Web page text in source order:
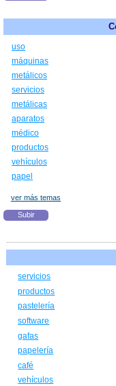
uso
máquinas
metálicos
servicios
metálicas
aparatos
médico
productos
vehículos
papel
ver más temas
Subir
servicios
productos
pastelería
software
gafas
papelería
café
vehículos